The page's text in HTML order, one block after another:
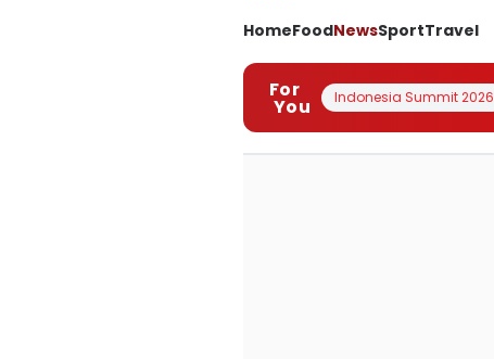
HomeFoodNewsSportTravel
For
You Indonesia Summit 2026